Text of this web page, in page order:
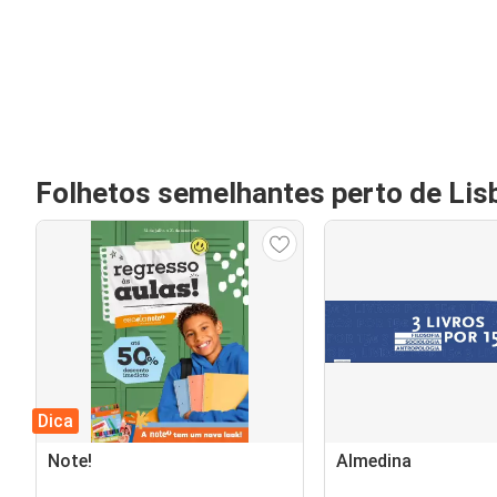
Folhetos semelhantes perto de
Dica
Note!
Almedina